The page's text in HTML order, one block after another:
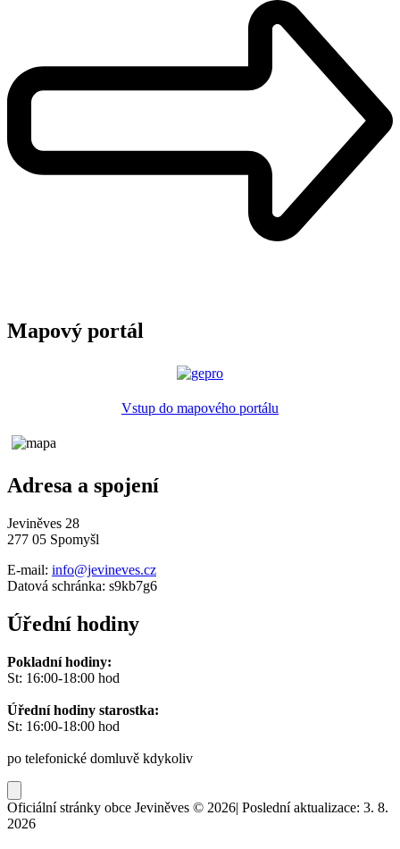
Mapový portál
Vstup do mapového portálu
Adresa a spojení
Jeviněves 28
277 05 Spomyšl
E-mail: info@jevineves.cz
Datová schránka: s9kb7g6
Úřední hodiny
Pokladní hodiny:
St: 16:00-18:00 hod
Úřední hodiny starostka:
St: 16:00-18:00 hod
po telefonické domluvě kdykoliv
Oficiální stránky obce Jeviněves © 2026| Poslední aktualizace: 3. 8.
2026